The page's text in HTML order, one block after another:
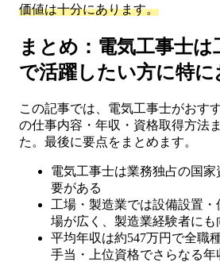
価値は十分にあります。
まとめ：電気工事士は
で活躍したい方に特
この記事では、電気工事士がおす
の仕事内容・年収・資格取得方法
た。最後に要点をまとめます。
電気工事士は業務独占の国
要がある
工場・製造業では設備設置
場が広く、製造業経験者にも
平均年収は約547万円で全職
手当・上位資格でさらなる年